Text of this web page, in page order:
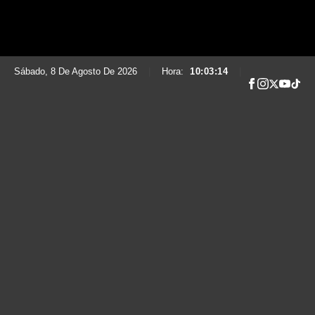
Sábado, 8 De Agosto De 2026 Hora: 10:03:15